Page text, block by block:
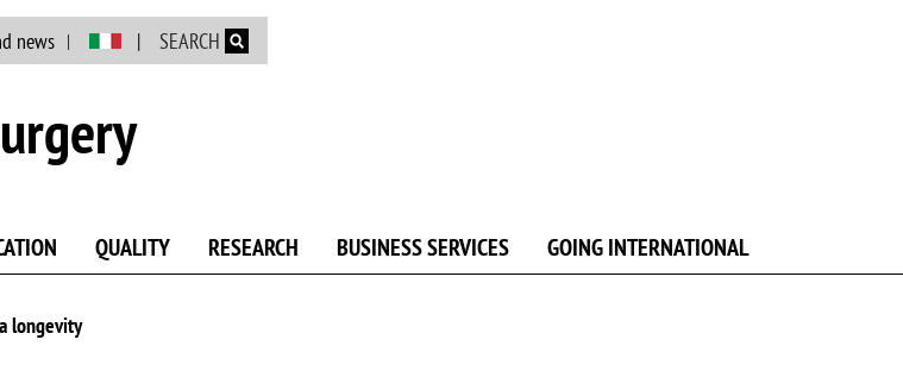
Skip to main content
news SEARCH
QUALITY RESEARCH BUSINESS SERVICES GOING INTERNATIONAL
longevity